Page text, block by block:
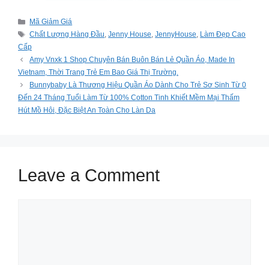
Categories
Mã Giảm Giá
Tags
Chất Lượng Hàng Đầu,Jenny House,JennyHouse, Làm Đẹp Cao
Cấp
Amy Vnxk 1 Shop Chuyên Bán Buôn Bán Lẻ Quần Áo, Made In
Vietnam, Thời Trang Trẻ Em Bao Giá Thị Trường.
Bunnybaby Là Thương Hiệu Quần Áo Dành Cho Trẻ Sơ Sinh Từ 0
Đến 24 Tháng Tuổi Làm Từ 100% Cotton Tinh Khiết Mềm Mại Thấm
Hút Mồ Hôi, Đặc Biệt An Toàn Cho Làn Da
Leave a Comment